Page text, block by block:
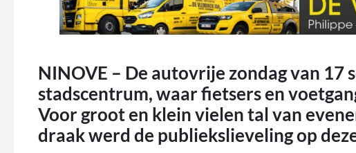
NINOVE – De autovrije zondag van 17
stadscentrum, waar fietsers en
Voor groot en klein vielen tal van
draak werd de publiekslieveling op